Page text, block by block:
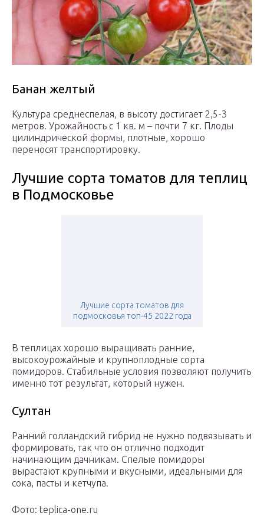
Банан желтый
Культура среднеспелая, в высоту достигает 2,5-3
метров. Урожайность с 1 кв. м – почти 7 кг. Плоды
цилиндрической формы, плотные, хорошо
переносят транспортировку.
Лучшие сорта томатов для теплиц
в Подмосковье
Лучшие сорта томатов для
подмосковья топ-45 2022 года
В теплицах хорошо выращивать ранние,
высокоурожайные и крупноплодные сорта
помидоров. Стабильные условия позволяют получить
именно тот результат, который нужен.
Султан
Ранний голландский гибрид не нужно подвязывать и
формировать, так что он отлично подходит
начинающим дачникам. Спелые помидоры
вырастают крупными и вкусными, идеальными для
сока, пасты и кетчупа.
Фото: teplica-one.ru